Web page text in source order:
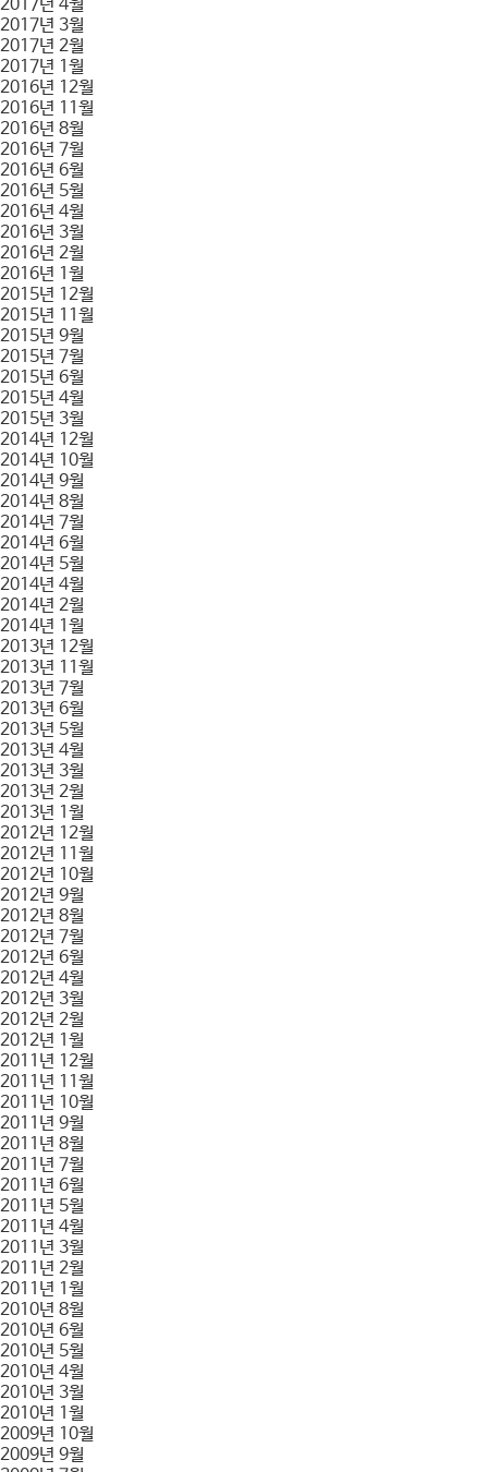
2017년 4월
2017년 3월
2017년 2월
2017년 1월
2016년 12월
2016년 11월
2016년 8월
2016년 7월
2016년 6월
2016년 5월
2016년 4월
2016년 3월
2016년 2월
2016년 1월
2015년 12월
2015년 11월
2015년 9월
2015년 7월
2015년 6월
2015년 4월
2015년 3월
2014년 12월
2014년 10월
2014년 9월
2014년 8월
2014년 7월
2014년 6월
2014년 5월
2014년 4월
2014년 2월
2014년 1월
2013년 12월
2013년 11월
2013년 7월
2013년 6월
2013년 5월
2013년 4월
2013년 3월
2013년 2월
2013년 1월
2012년 12월
2012년 11월
2012년 10월
2012년 9월
2012년 8월
2012년 7월
2012년 6월
2012년 4월
2012년 3월
2012년 2월
2012년 1월
2011년 12월
2011년 11월
2011년 10월
2011년 9월
2011년 8월
2011년 7월
2011년 6월
2011년 5월
2011년 4월
2011년 3월
2011년 2월
2011년 1월
2010년 8월
2010년 6월
2010년 5월
2010년 4월
2010년 3월
2010년 1월
2009년 10월
2009년 9월